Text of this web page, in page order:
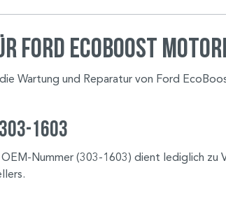
Ford EcoBoost
Wartung und Reparatur von Ford
1603
Nummer (303-1603) dient lediglich zu